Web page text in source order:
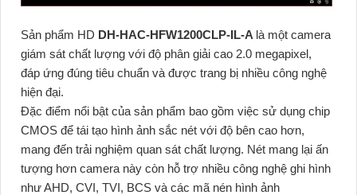
Sản phẩm HD DH-HAC-HFW1200CLP-IL-A là một camera
giám sát chất lượng với độ phân giải cao 2.0 megapixel,
đáp ứng đúng tiêu chuẩn và được trang bị nhiều công nghệ
hiện đại.
Đặc điểm nổi bật của sản phẩm bao gồm việc sử dụng chip
CMOS để tái tạo hình ảnh sắc nét với độ bên cao hơn,
mang đến trải nghiệm quan sát chất lượng. Nét mang lại ấn
tượng hơn camera này còn hỗ trợ nhiều công nghệ ghi hình
như AHD, CVI, TVI, BCS và các mã nén hình ảnh